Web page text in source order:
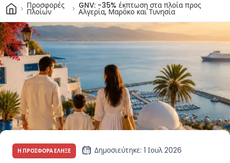
ΣπίτιΠροσφορές
Πλοίων
GNV: -35% έκπτωση στα πλοία προς
Αλγερία, Μαρόκο και Τυνησία
Η ΠΡΟΣΦΟΡΆ ΈΛΗΞΕ Δημοσιεύτηκε: 1 Ιουλ 2026